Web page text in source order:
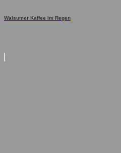
Walsumer Kaffee im Regen